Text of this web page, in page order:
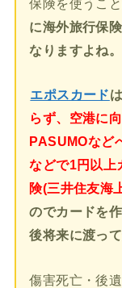
保険を使うこと
に海外旅行保
なりますよね。
エポスカード
らず、空港に
PASUMOなど
などで1円以上
険(三井住友海
のでカードを
後将来に渡っ
傷害死亡・後